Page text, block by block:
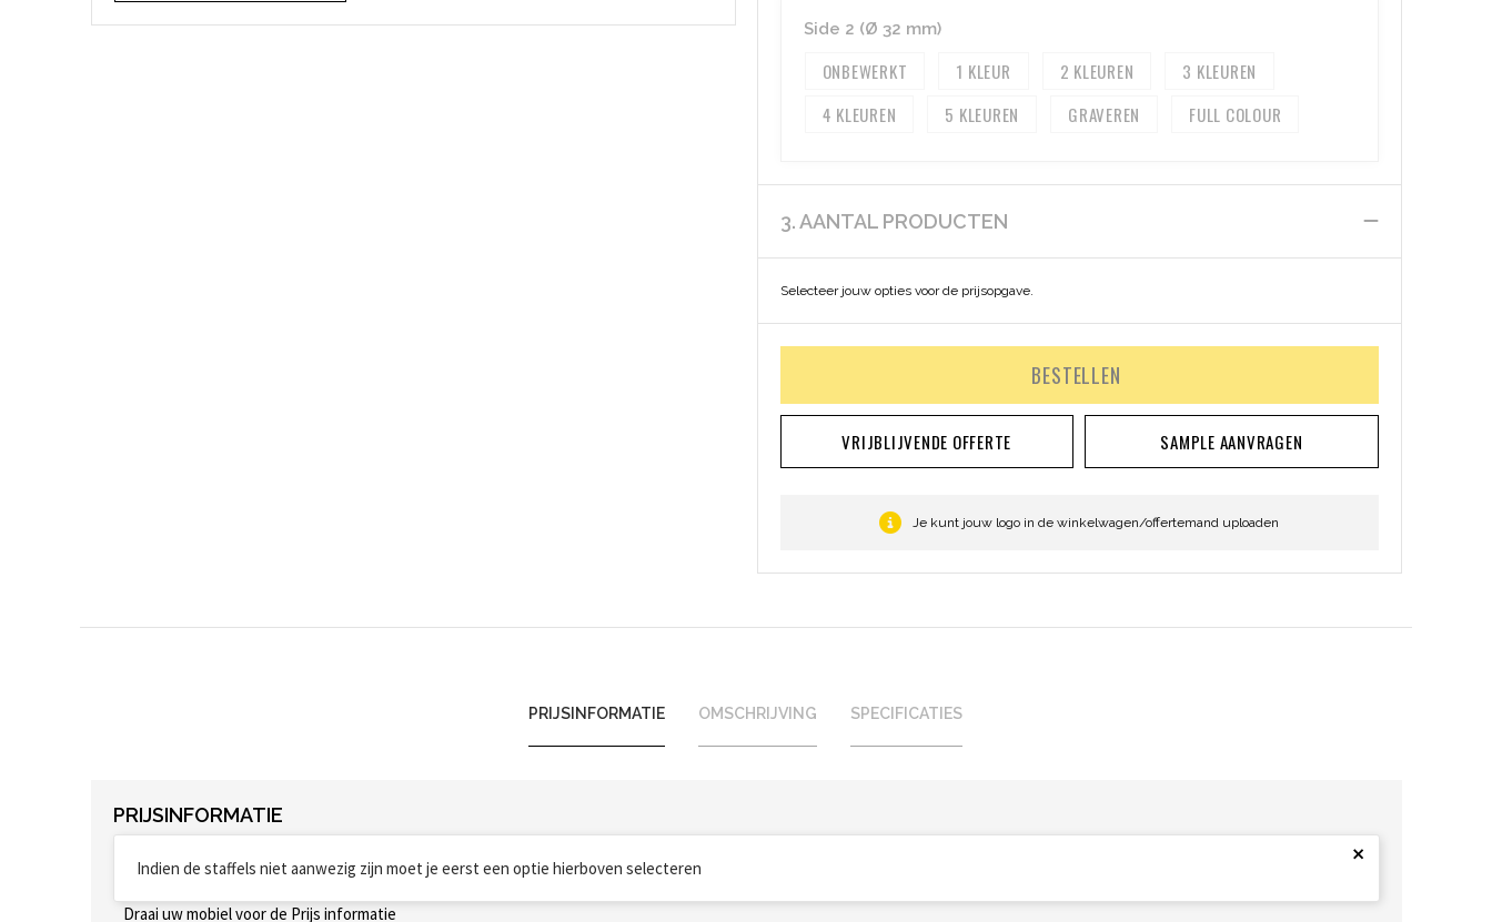
Side 2 (Ø 32 mm)
ONBEWERKT 1 2
3
4
5 GRAVEREN FULL COLOUR
3. AANTAL PRODUCTEN
Selecteer jouw opties voor de prijsopgave.
BESTELLEN
VRIJBLIJVENDE OFFERTE SAMPLE AANVRAGEN
Je kunt jouw logo in de winkelwagen/offertemand uploaden
PRIJSINFORMATIE OMSCHRIJVING SPECIFICATIES
PRIJSINFORMATIE
Indien de staffels niet aanwezig zijn moet je eerst een optie hierboven selecteren ×
Draai uw mobiel voor de Prijs informatie